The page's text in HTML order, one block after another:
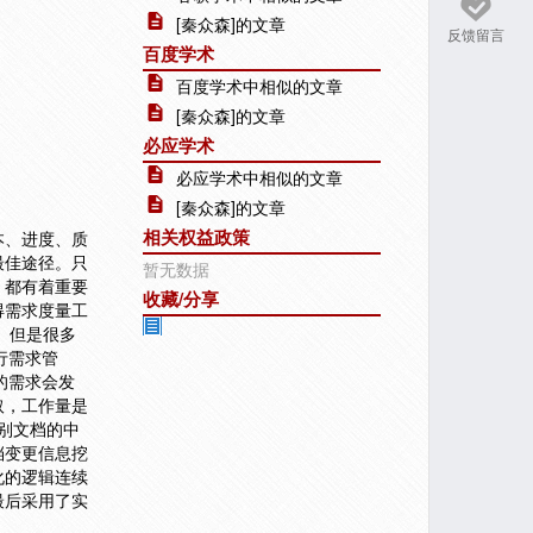
反馈留言
进度、质
途径。只
有着重要
求度量工
但是很多
需求管
需求会发
工作量是
文档的中
更信息挖
逻辑连续
采用了实
[秦众森]的文章
百度学术
百度学术中相似的文章
[秦众森]的文章
必应学术
必应学术中相似的文章
[秦众森]的文章
相关权益政策
暂无数据
收藏/分享